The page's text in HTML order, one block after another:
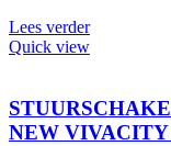
Lees verder
Quick view
NEW VIVACITY